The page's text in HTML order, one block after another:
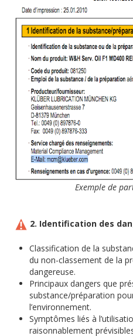
Exemple de
2. Identification des
Classification de la
du non-classement de la
dangereuse.
Principaux dangers que
substance/préparation
l’environnement.
Symptômes liés à
raisonnablement